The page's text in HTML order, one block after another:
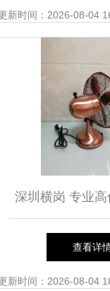
用好
新时间：2026-08-04
深圳横岗 专业
日用百货，赋能
再生
查看详
新时间：2026-08-04